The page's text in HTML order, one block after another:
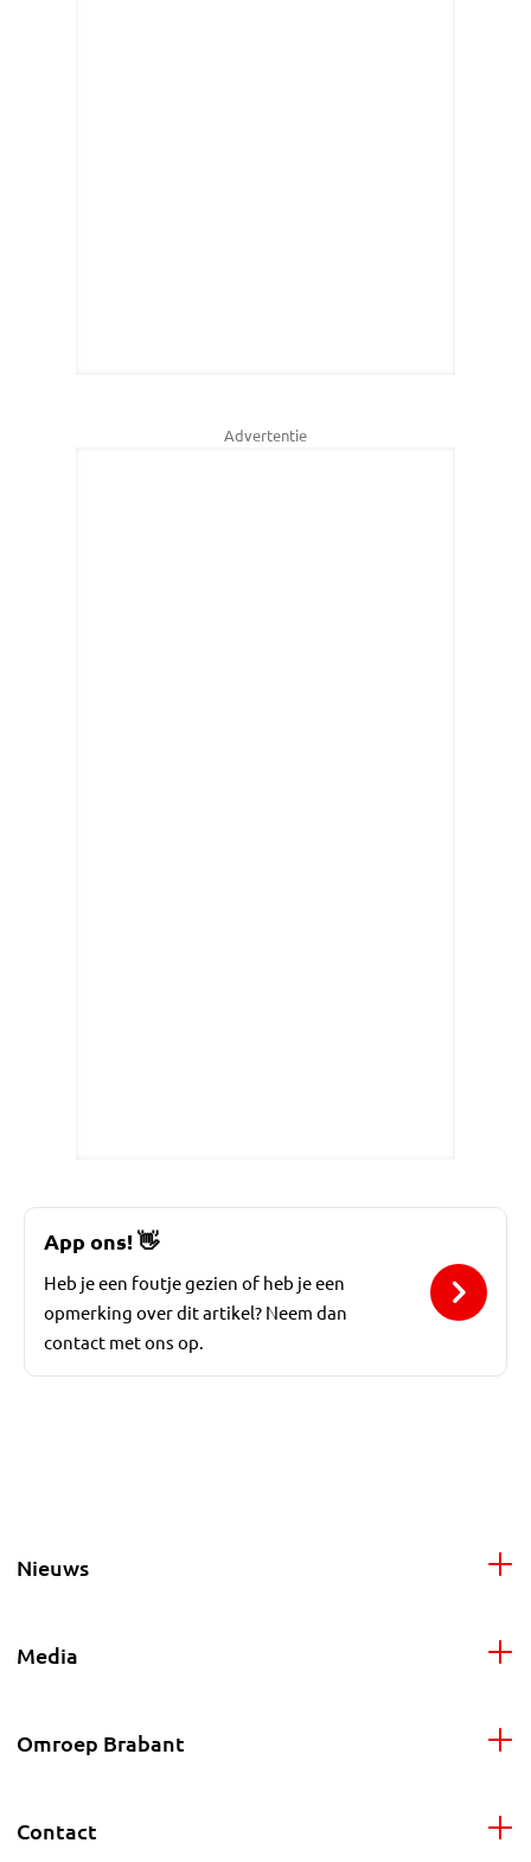
Advertentie
App ons!👋
Heb je een foutje gezien of heb je een
opmerking over dit artikel? Neem dan
contact met ons op.
Nieuws
Media
Omroep Brabant
Contact